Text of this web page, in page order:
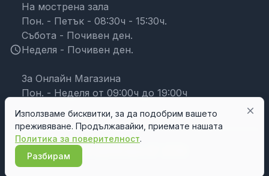
schedule
На мострена зала
Пон. - Петък - 08:30ч - 15:30ч.
Събота - Почивен ден.
Неделя - Почивен ден.
За Онлайн Магазина
Пон. - Неделя от 09:00ч до 19:00ч
close
Използваме бисквитки, за да подобрим вашето
преживяване. Продължавайки, приемате нашата
Политика за поверителност.
Разбирам